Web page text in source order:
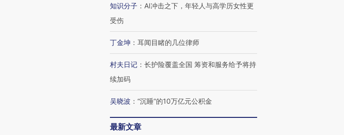
知识分子 ： AI冲击之下，年轻人与高学历女性更
受伤
丁金坤 ： 耳闻目睹的几位律师
村夫日记 ： 长护险覆盖全国 筹资和服务给予将持
续加码
吴晓波 ： “沉睡”的10万亿元公积金
最新文章